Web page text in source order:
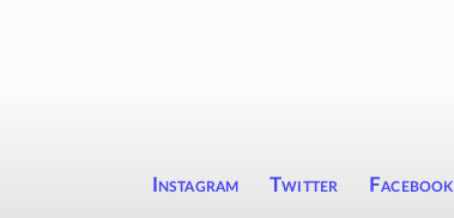
Instagram Twitter Facebook